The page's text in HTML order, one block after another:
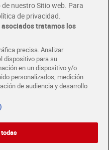
CADA DIA
DIA CORPORATE
nuestro Sitio web. Para
de privacidad.
tratamos los
precisa. Analizar
dispositivo para su
en un dispositivo y/o
personalizados, medición
de audiencia y desarrollo